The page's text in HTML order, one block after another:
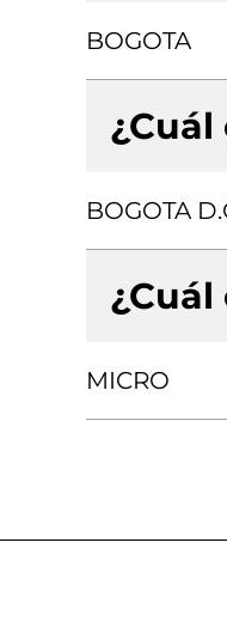
BOGOTA
BOGOTA
MICRO